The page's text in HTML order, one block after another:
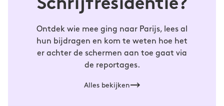
gepubliceerd in Tirade
Schrijfresidentie?
Ontdek wie mee ging naar Parijs, lees al
hun bijdragen en kom te weten hoe het
er achter de schermen aan toe gaat via
de reportages.
Alles bekijken